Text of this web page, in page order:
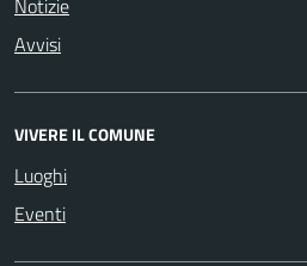
Avvisi
VIVERE IL COMUNE
Luoghi
Eventi